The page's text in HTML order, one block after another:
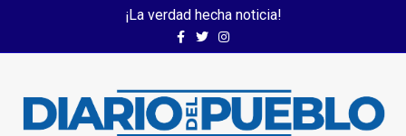
¡La verdad hecha noticia!
FacebookTwitterInstagram